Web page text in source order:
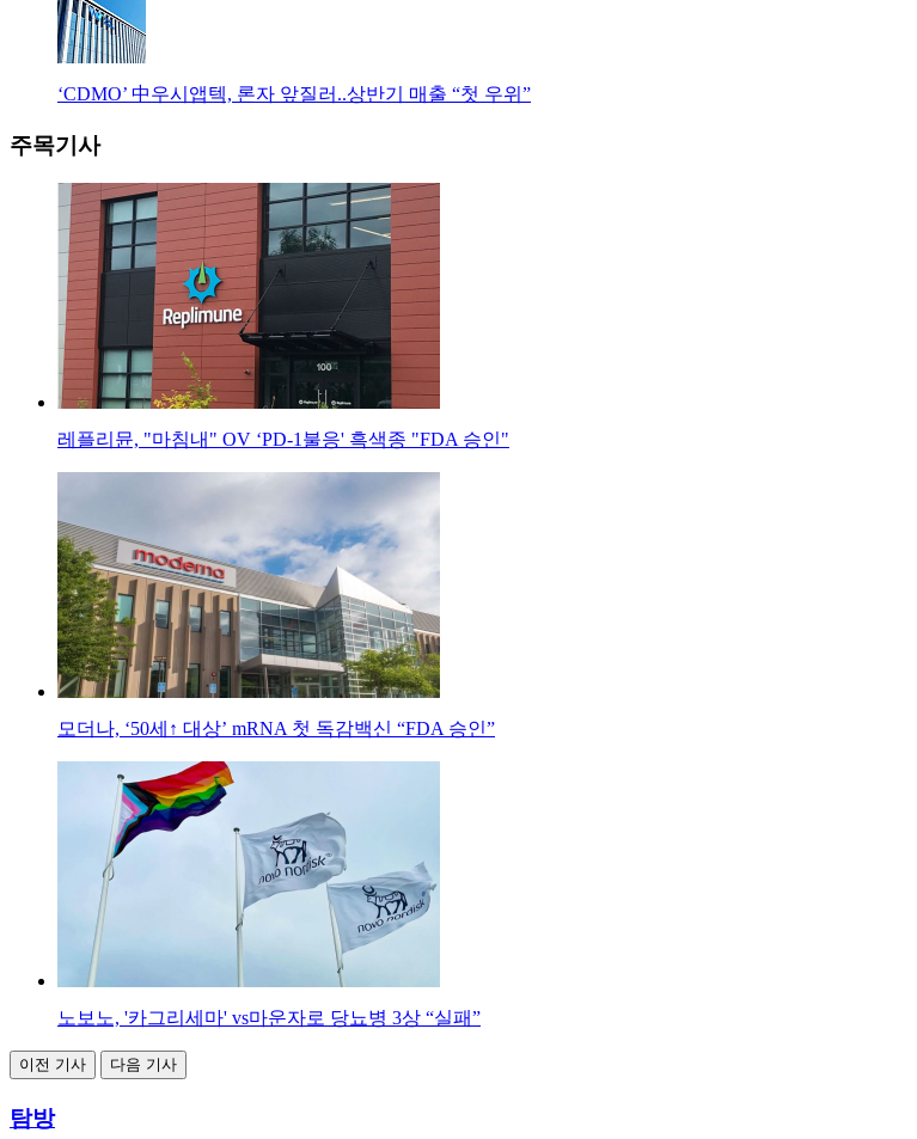
‘CDMO’ 中우시앱텍, 론자 앞질러..상반기 매출 “첫 우위”
주목기사
레플리뮨, "마침내" OV ‘PD-1불응' 흑색종 "FDA 승인"
모더나, ‘50세↑ 대상’ mRNA 첫 독감백신 “FDA 승인”
노보노, '카그리세마' vs마운자로 당뇨병 3상 “실패”
이전 기사 다음 기사
탐방